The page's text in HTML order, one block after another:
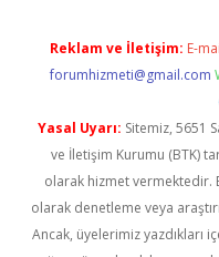
Reklam ve İletişim: E-
forumhizmeti@gmail.com
Yasal Uyarı: Sitemiz, 5651
ve İletişim Kurumu (BTK)
olarak hizmet
olarak denetleme veya
Ancak, üyelerimiz yazdıkları